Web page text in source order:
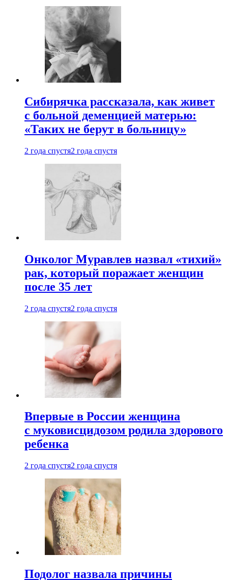
Сибирячка рассказала, как живет
с больной деменцией матерью:
«Таких не берут в больницу»
2 года спустя2 года спустя
Онколог Муравлев назвал «тихий»
рак, который поражает женщин
после 35 лет
2 года спустя2 года спустя
Впервые в России женщина
с муковисцидозом родила здорового
ребенка
2 года спустя2 года спустя
Подолог назвала причины